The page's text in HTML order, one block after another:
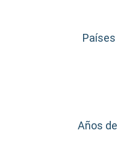
Años